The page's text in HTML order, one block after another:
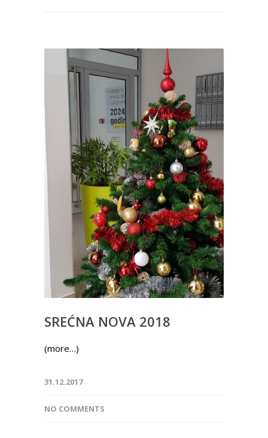
SREĆNA NOVA 2018
(more…)
31.12.2017
NO COMMENTS